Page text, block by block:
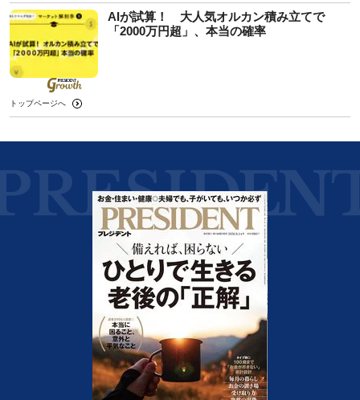
AIが試算！ 大人気オルカン積み立てで
「2000万円超」、本当の確率
トップページへ